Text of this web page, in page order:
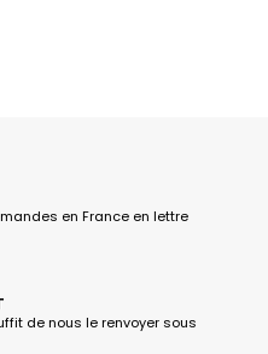
en France en lettre
de nous le renvoyer sous